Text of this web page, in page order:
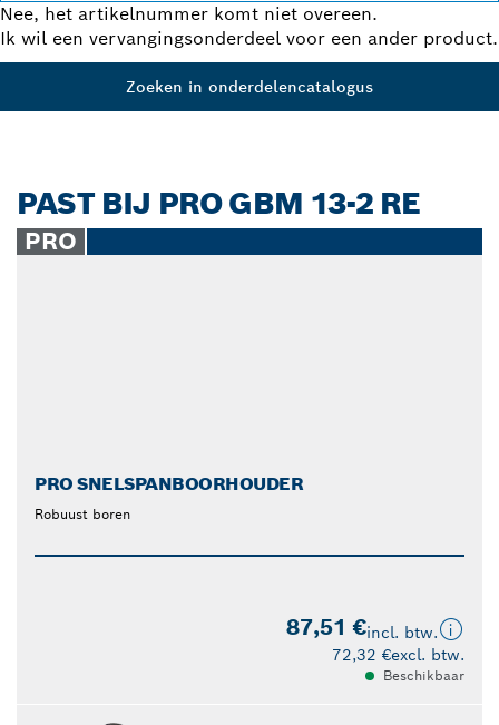
Nee, het artikelnummer komt niet overeen.
Ik wil een vervangingsonderdeel voor een ander product.
Zoeken in onderdelencatalogus
PAST BIJ PRO GBM 13-2 RE
PRO
PRO SNELSPANBOORHOUDER
Robuust boren
87,51 €incl. btw.
72,32 €excl. btw.
Beschikbaar